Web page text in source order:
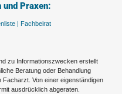
und Praxen:
| Fachbeirat
zu Informationszwecken erstellt
Beratung oder Behandlung
Von einer eigenständigen
ausdrücklich abgeraten.